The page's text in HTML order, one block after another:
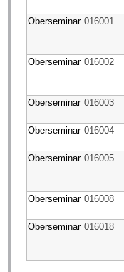
Oberseminar 016001
Oberseminar 016002
Oberseminar 016003
Oberseminar 016004
Oberseminar 016005
Oberseminar 016008
Oberseminar 016018